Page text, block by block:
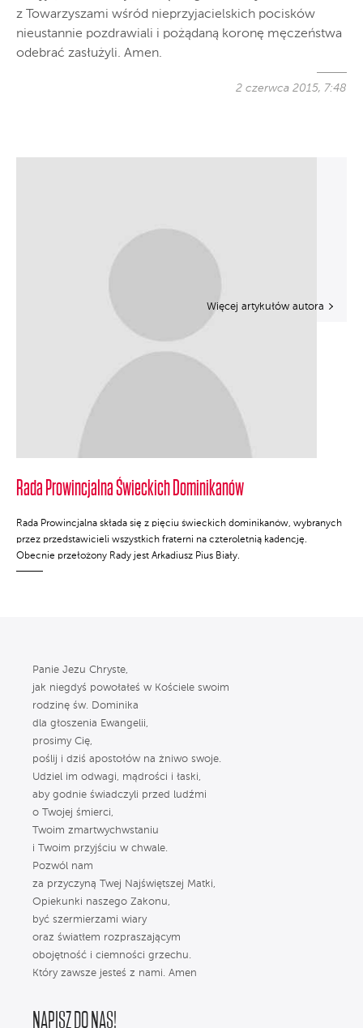
z Towarzyszami wśród nieprzyjacielskich pocisków
nieustannie pozdrawiali i pożądaną koronę męczeństwa
odebrać zasłużyli. Amen.
2 czerwca 2015, 7:48
Rada Prowincjalna Świeckich Dominikanów
Rada Prowincjalna składa się z pięciu świeckich dominikanów, wybranych
przez przedstawicieli wszystkich fraterni na czteroletnią kadencję.
Obecnie przełożony Rady jest Arkadiusz Pius Biały.
Więcej artykułów autora
Panie Jezu Chryste,
jak niegdyś powołałeś w Kościele swoim
rodzinę św. Dominika
dla głoszenia Ewangelii,
prosimy Cię,
poślij i dziś apostołów na żniwo swoje.
Udziel im odwagi, mądrości i łaski,
aby godnie świadczyli przed ludźmi
o Twojej śmierci,
Twoim zmartwychwstaniu
i Twoim przyjściu w chwale.
Pozwól nam
za przyczyną Twej Najświętszej Matki,
Opiekunki naszego Zakonu,
być szermierzami wiary
oraz światłem rozpraszającym
obojętność i ciemności grzechu.
Który zawsze jesteś z nami. Amen
NAPISZ DO NAS!